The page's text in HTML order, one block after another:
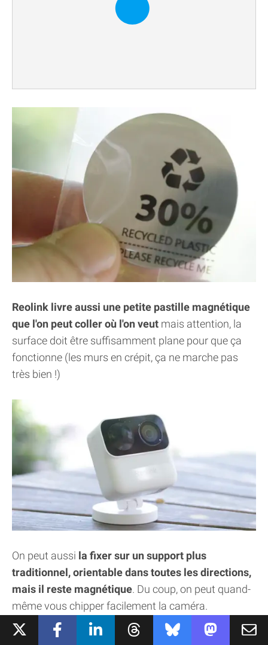
Reolink livre aussi une petite pastille magnétique
que l'on peut coller où l'on veut mais attention, la
surface doit être suffisamment plane pour que ça
fonctionne (les murs en crépit, ça ne marche pas
très bien !)
On peut aussi la fixer sur un support plus
traditionnel, orientable dans toutes les directions,
mais il reste magnétique. Du coup, on peut quand-
même vous chipper facilement la caméra.